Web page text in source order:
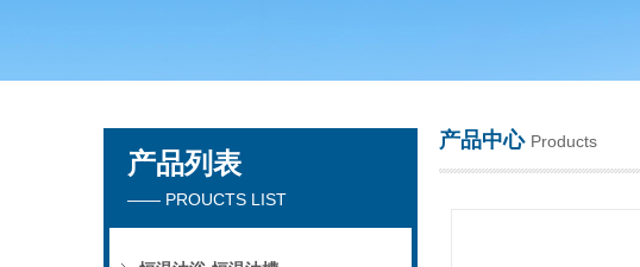
产品列表
—— PROUCTS LIST
产品中心 Products